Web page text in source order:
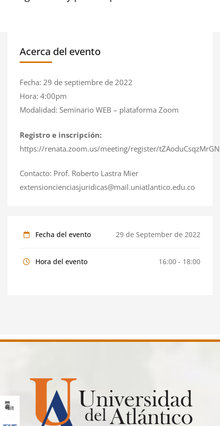
Acerca del evento
Fecha: 29 de septiembre de 2022
Hora: 4:00pm
Modalidad: Seminario WEB – plataforma Zoom
Registro e inscripción:
https://renata.zoom.us/meeting/register/
Contacto: Prof. Roberto Lastra Mier
extensioncienciasjuridicas@mail.uniatlantico.edu.co
Fecha del evento 29 de September de 2022
Hora del evento 16:00 - 18:00